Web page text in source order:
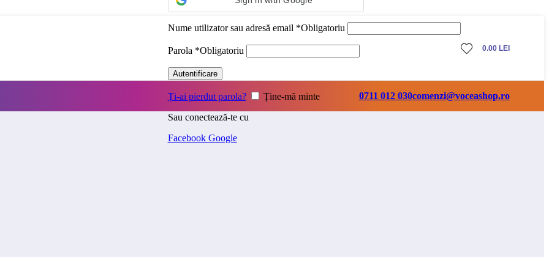
Nume utilizator sau adresă email *Obligatoriu
Parola *Obligatoriu
Autentificare
Ți-ai pierdut parola?
Ține-mă minte
Sau conectează-te cu
Facebook Google
0.00 LEI
0711 012 030comenzi@voceashop.ro